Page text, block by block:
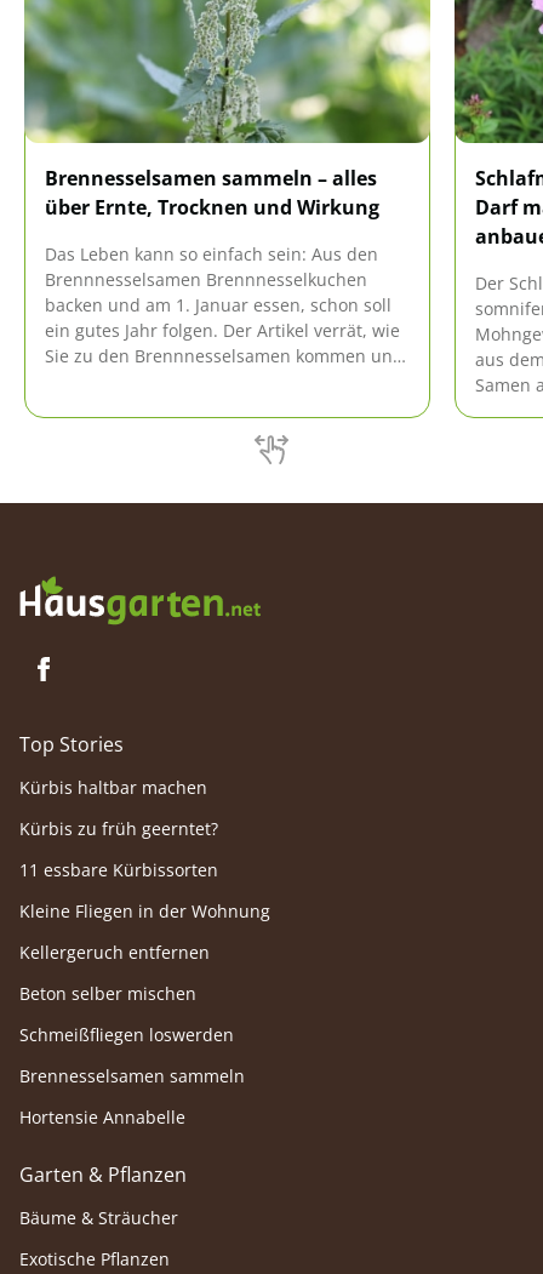
Brennesselsamen sammeln – alles
über Ernte, Trocknen und Wirkung
Das Leben kann so einfach sein: Aus den
Brennnesselsamen Brennnesselkuchen
backen und am 1. Januar essen, schon soll
ein gutes Jahr folgen. Der Artikel verrät, wie
Sie zu den Brennnesselsamen kommen und
Darf
Der
aus
Samen
Top Stories
Kürbis haltbar machen
Kürbis zu früh geerntet?
11 essbare Kürbissorten
Kleine Fliegen in der Wohnung
Kellergeruch entfernen
Beton selber mischen
Schmeißfliegen loswerden
Brennesselsamen sammeln
Hortensie Annabelle
Garten & Pflanzen
Bäume & Sträucher
Exotische Pflanzen